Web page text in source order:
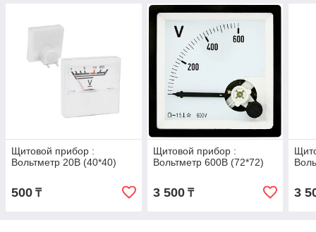
Щитовой прибор :
Вольтметр 20В (40*40)
500 ₸
Щитовой прибор :
Вольтметр 600В (72*72)
3 500₸ 3